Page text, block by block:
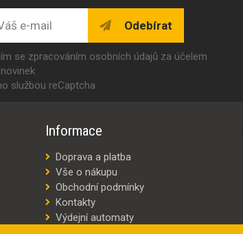
Odebírat
se zpracováním osobních údajů za účelem
službou reCaptcha
Informace
Doprava a platba
Vše o nákupu
Obchodní podmínky
Kontakty
Výdejní automaty